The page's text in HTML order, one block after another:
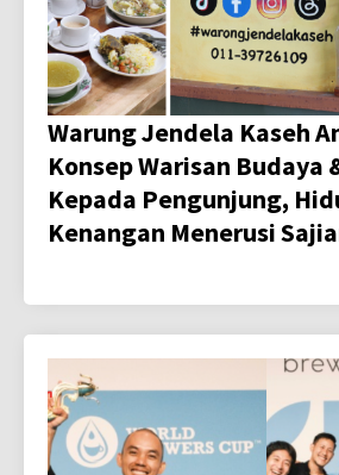
Warung Jendela Kaseh
Konsep Warisan Budaya
Kepada Pengunjung,
Kenangan Menerusi